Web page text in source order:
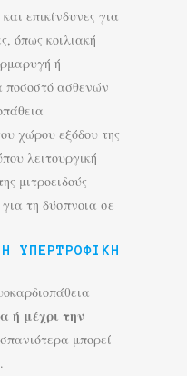
επικίνδυνες για
όπως κοιλιακή
ή
ποσοστό ασθενών
χώρου εξόδου της
λειτουργική
μιτροειδούς
τη δύσπνοια σε
ΥΠΕΡΤΡΟΦΙΚΉ
ή μέχρι την
μπορεί